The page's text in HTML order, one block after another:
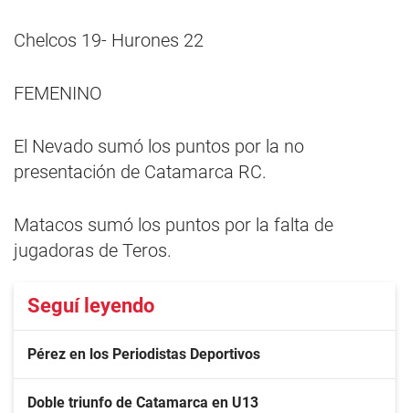
Chelcos 19- Hurones 22
FEMENINO
El Nevado sumó los puntos por la no
presentación de Catamarca RC.
Matacos sumó los puntos por la falta de
jugadoras de Teros.
Seguí leyendo
Pérez en los Periodistas Deportivos
Doble triunfo de Catamarca en U13